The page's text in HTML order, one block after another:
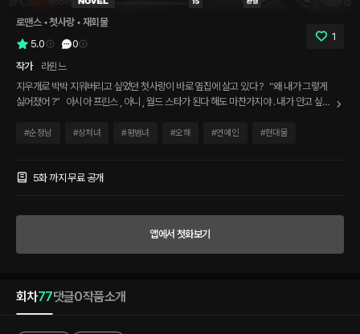
로맨스 • 첫사랑 • 재회물
5.0
0
1
작가
라륀느
지우개로 박박 지워버리고 싶었던 첫사랑이 바로 옆집에 살고 있다 ? “왜 내가 그렇게
싫어졌어 ?” 아시아 프린스 , 아니 , 월드 스타가 된다 해도 마찬가지야 . 내가 안고 싶은
요 .” 홀로 아팠던 날들 , 당신은 어디에 있었죠 ? 달아나고 싶은 여자와 붙잡고 싶은 남
#순정남 #상처녀 #평범녀 #오해 #연예인 #현대물
5화 까지 무료 공개
앱에서 첫화보기
회차77댓글0작품소개